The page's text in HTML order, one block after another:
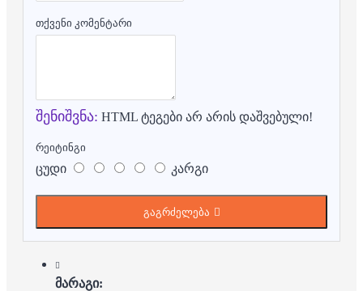
თქვენი კომენტარი
შენიშვნა: HTML ტეგები არ არის დაშვებული!
რეიტინგი
ცუდი კარგი
გაგრძელება
მარაგი: